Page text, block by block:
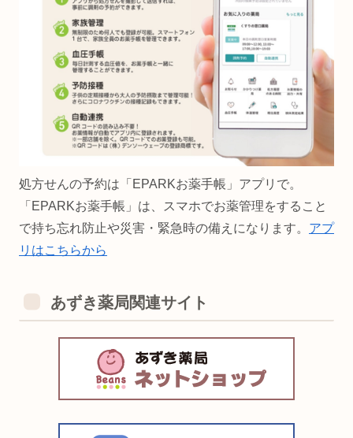
処方せんの予約は「EPARKお薬手帳」アプリで。
「EPARKお薬手帳」は、スマホでお薬管理をすること
で持ち忘れ防止や災害・緊急時の備えになります。 アプ
リはこちらから
あずき薬局関連サイト